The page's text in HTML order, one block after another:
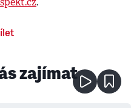
zajímat